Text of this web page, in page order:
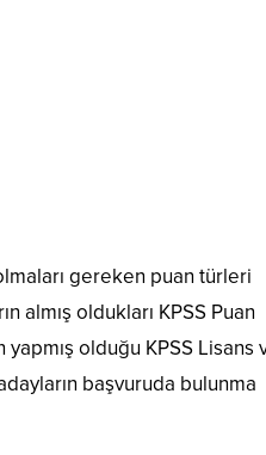
gereken puan türleri
almış oldukları KPSS Puan
olduğu KPSS Lisans
başvuruda bulunma